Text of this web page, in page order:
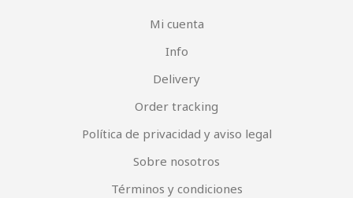
Mi cuenta
Info
Delivery
Order tracking
Política de privacidad y aviso legal
Sobre nosotros
Términos y condiciones